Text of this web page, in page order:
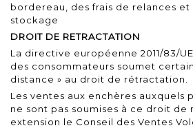
bordereau, des frais de relances et
stockage
DROIT DE RETRACTATION
La directive européenne 2011/83/
des consommateurs soumet
distance » au droit de rétractation.
Les ventes aux enchères auxquels
ne sont pas soumises à ce droit
extension le Conseil des Ventes